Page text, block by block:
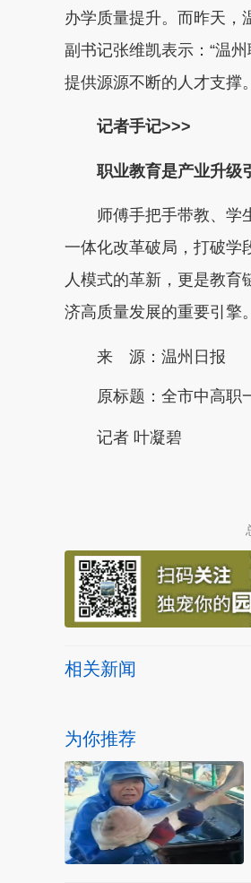
办学质量提升。而昨天，
副书记张维凯表示：“温
提供源源不断的人才支撑
记者手记>>>
职业教育是产业升级
师傅手把手带教、学生
一体化改革破局，打破学
人模式的革新，更是教
济高质量发展的重要引擎。
来 源：温州日报
原标题： 全市中高职
记者 叶凝碧
相关新闻
为你推荐